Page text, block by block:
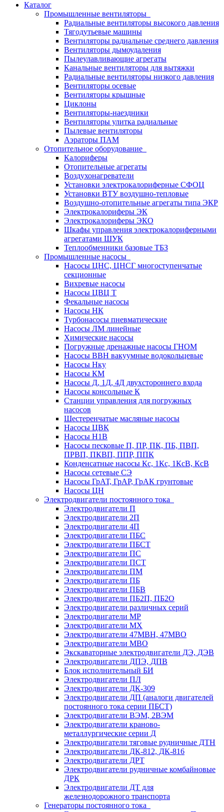
Каталог
Промышленные вентиляторы
Радиальные вентиляторы высокого давления
Тягодутьевые машины
Вентиляторы радиальные среднего давления
Вентиляторы дымоудаления
Пылеулавливающие агрегаты
Канальные вентиляторы для вытяжки
Радиальные вентиляторы низкого давления
Вентиляторы осевые
Вентиляторы крышные
Циклоны
Вентиляторы-наездники
Вентиляторы улитка радиальные
Пылевые вентиляторы
Аэраторы ПАМ
Отопительное оборудование
Калориферы
Отопительные агрегаты
Воздухонагреватели
Установки электрокалориферные СФОЦ
Установки ВТУ воздушно-тепловые
Воздушно-отопительные агрегаты типа ЭКР
Электрокалориферы ЭК
Электрокалориферы ЭКО
Шкафы управления электрокалориферными
агрегатами ШУК
Теплообменники базовые ТБЗ
Промышленные насосы
Насосы ЦНС, ЦНСГ многоступенчатые
секционные
Вихревые насосы
Насосы ЦВЦ Т
Фекальные насосы
Насосы НК
Турбонасосы пневматические
Насосы ЛМ линейные
Химические насосы
Погружные дренажные насосы ГНОМ
Насосы ВВН вакуумные водокольцевые
Насосы Нку
Насосы КМ
Насосы Д, 1Д, 4Д двухстороннего входа
Насосы консольные К
Станции управления для погружных
насосов
Шестеренчатые масляные насосы
Насосы ЦВК
Насосы Н1В
Насосы песковые П, ПР, ПК, ПБ, ПВП,
ПРВП, ПКВП, ППР, ППК
Конденсатные насосы Кс, 1Кс, 1КсВ, КсВ
Насосы сетевые СЭ
Насосы ГрАТ, ГрАР, ГрАК грунтовые
Насосы ЦН
Электродвигатели постоянного тока
Электродвигатели П
Электродвигатели 2П
Электродвигатели 4П
Электродвигатели ПБС
Электродвигатели ПБСТ
Электродвигатели ПС
Электродвигатели ПСТ
Электродвигатели ПМ
Электродвигатели ПБ
Электродвигатели ПБВ
Электродвигатели ПБ2П, ПБ2О
Электродвигатели различных серий
Электродвигатели МР
Электродвигатели MX
Электродвигатели 47MBH, 47МВО
Электродвигатели MBO
Экскаваторные электродвигатели ДЭ, ДЭВ
Электродвигатели ДПЭ, ДПВ
Блок исполнительный БИ
Электродвигатели ПЛ
Электродвигатели ДК-309
Электродвигатели ДП (аналоги двигателей
постоянного тока серии ПБСТ)
Электродвигатели ВЭМ, 2ВЭМ
Электродвигатели краново-
металлургические серии Д
Электродвигатели тяговые рудничные ДТН
Электродвигатели ДК-812, ДК-816
Электродвигатели ДРТ
Электродвигатели рудничные комбайновые
ДРК
Электродвигатели ДТ для
железнодорожного транспорта
Генераторы постоянного тока